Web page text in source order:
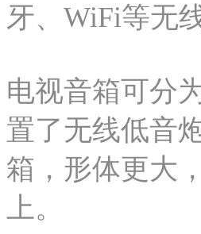
牙、WiFi等无
电视音箱可分
置了无线低音
箱，形体更大
上。